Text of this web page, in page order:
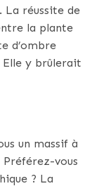
La réussite de
la plante
d’ombre
y brûlerait
un massif à
vous
? La